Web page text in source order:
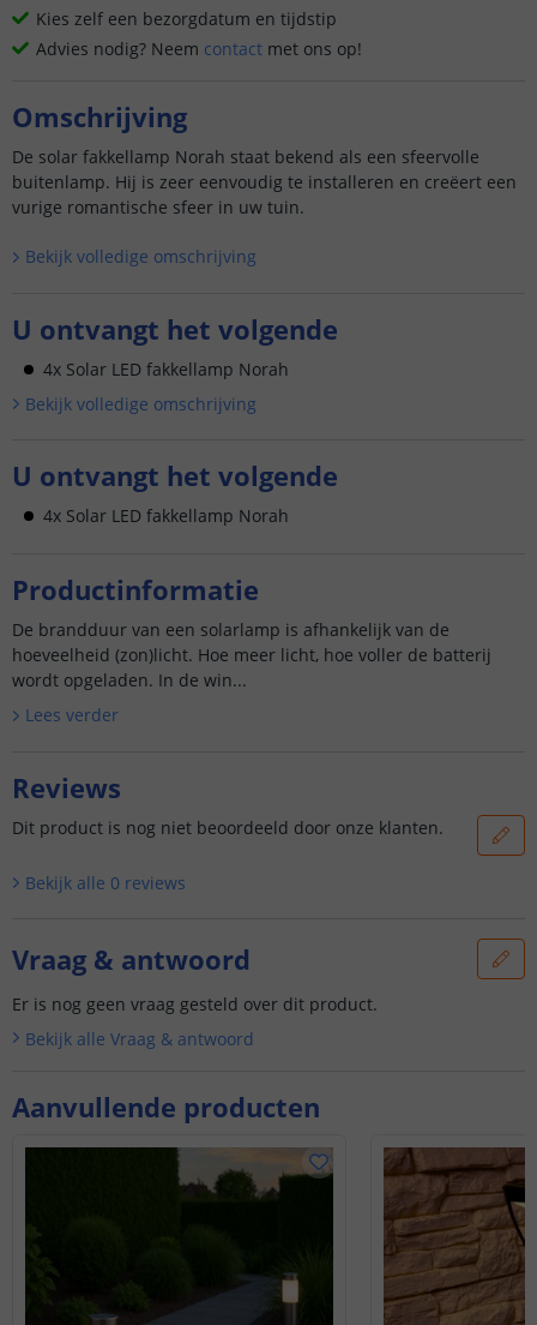
Kies zelf een bezorgdatum en tijdstip
Advies nodig? Neem contact met ons op!
Omschrijving
De solar fakkellamp Norah staat bekend als een sfeervolle
buitenlamp. Hij is zeer eenvoudig te installeren en creëert een
vurige romantische sfeer in uw tuin.
Bekijk volledige omschrijving
U ontvangt het volgende
4x Solar LED fakkellamp Norah
Bekijk volledige omschrijving
U ontvangt het volgende
4x Solar LED fakkellamp Norah
Productinformatie
De brandduur van een solarlamp is afhankelijk van de
hoeveelheid (zon)licht. Hoe meer licht, hoe voller de batterij
wordt opgeladen. In de win...
Lees verder
Aanvullende producten
Reviews
Dit product is nog niet beoordeeld door onze klanten.
Bekijk alle 0 reviews
Vraag & antwoord
Er is nog geen vraag gesteld over dit product.
Bekijk alle Vraag & antwoord